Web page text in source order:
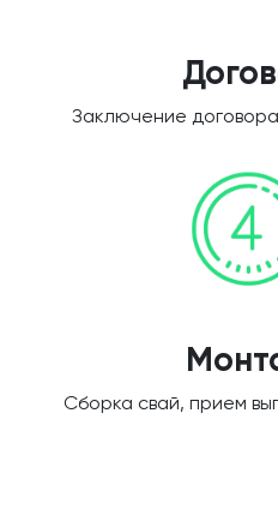
Заключение
Сборка свай, прием